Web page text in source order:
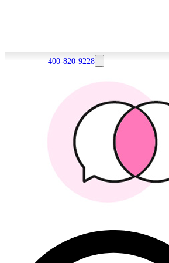
400-820-9228